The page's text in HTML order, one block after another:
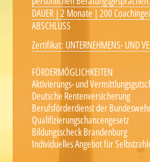
DAUER | 2 Monate | 200
ABSCHLUSS
Zertifikat: UNTERNEHMENS- UND
FÖRDERMÖGLICHKEITEN
Aktivierungs- und
Deutsche Rentenversicherung
Berufsförderdienst der
Qualifizierungschancengesetz
Bildungsscheck Brandenburg
Individuelles Angebot für